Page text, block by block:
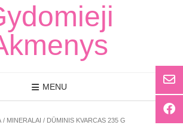
MENU
/ MINERALAI / DŪMINIS KVARCAS 235 G